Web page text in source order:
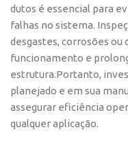
dutos é essencial para
falhas no sistema.
desgastes, corrosões
funcionamento e
estrutura.Portanto,
planejado e em sua
assegurar eficiência
qualquer aplicação.